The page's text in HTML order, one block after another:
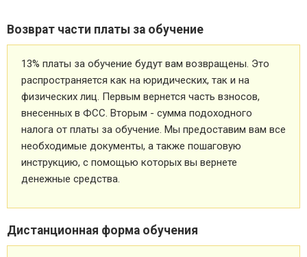
Возврат части платы за обучение
13% платы за обучение будут вам возвращены. Это
распространяется как на юридических, так и на
физических лиц. Первым вернется часть взносов,
внесенных в ФСС. Вторым - сумма подоходного
налога от платы за обучение. Мы предоставим вам все
необходимые документы, а также пошаговую
инструкцию, с помощью которых вы вернете
денежные средства.
Дистанционная форма обучения